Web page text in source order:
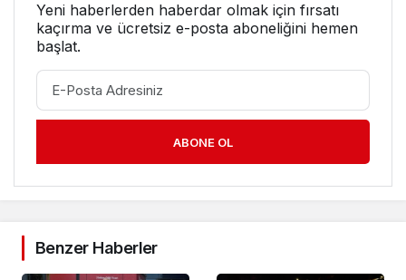
Yeni haberlerden haberdar olmak için fırsatı
kaçırma ve ücretsiz e-posta aboneliğini hemen
başlat.
ABONE OL
Benzer Haberler